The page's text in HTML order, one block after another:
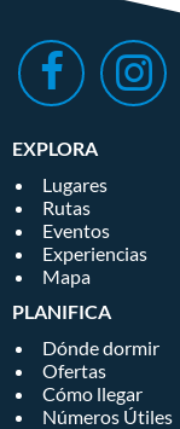
EXPLORA
Lugares
Rutas
Eventos
Experiencias
Mapa
PLANIFICA
Dónde dormir
Ofertas
Cómo llegar
Números Útiles